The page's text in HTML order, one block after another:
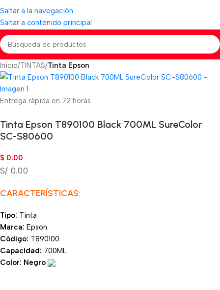
Saltar a la navegación
Saltar a contenido principal
Inicio TINTAS Tinta Epson
Entrega rápida en 72 horas.
Tinta Epson T890100 Black 700ML SureColor
SC-S80600
$ 0.00
S/ 0.00
CARACTERÍSTICAS:
Tipo: Tinta
Marca: Epson
Código: T890100
Capacidad: 700ML
Color: Negro